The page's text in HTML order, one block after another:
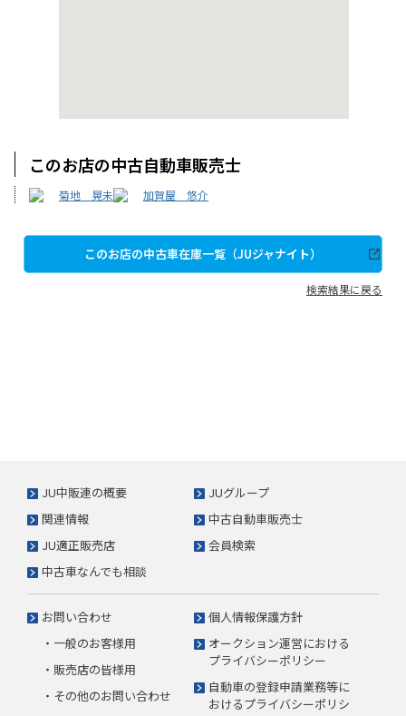
このお店の中古自動車販売士
菊地 晃未 加賀屋 悠介
このお店の中古車在庫一覧（JUジャナイト）
検索結果に戻る
JU中販連の概要
JUグループ
関連情報
中古自動車販売士
JU適正販売店
会員検索
中古車なんでも相談
お問い合わせ
・一般のお客様用
・販売店の皆様用
・その他のお問い合わせ
個人情報保護方針
オークション運営における
プライバシーポリシー
自動車の登録申請業務等に
おけるプライバシーポリシ